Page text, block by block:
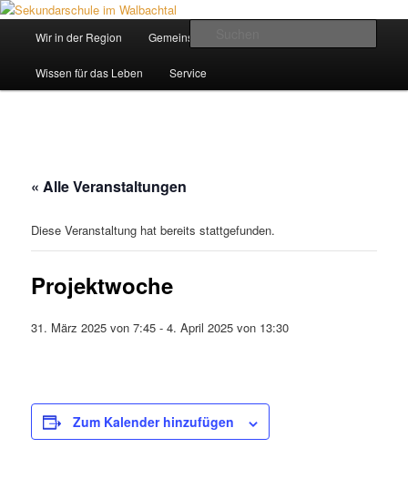
Zum
wechseln
Sekundarschule im Walbachtal
Wir in der Region Gemeinsam ein Weg
Wissen für das Leben Service
« Alle Veranstaltungen
Diese Veranstaltung hat bereits stattgefunden.
Projektwoche
31. März 2025 von 7:45 -4. April 2025 von 13:30
Zum Kalender hinzufügen